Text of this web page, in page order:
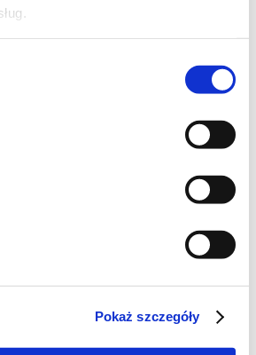
Pokaż szczegóły
zamieszać i przełożyć do
papierem do